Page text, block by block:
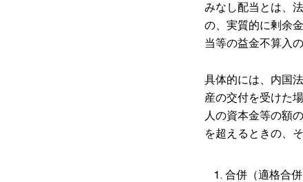
みなし配当とは、
の、実質的に剰余
当等の益金不算入
具体的には、内国
産の交付を受けた
人の資本金等の額
を超えるときの、
合併（適格合併